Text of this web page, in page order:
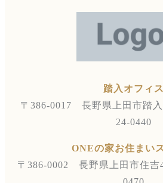
踏入オフィス
〒386-0017 長野県上田市踏
24-0440
ONEの家お住まい
〒386-0002 長野県上田市住吉